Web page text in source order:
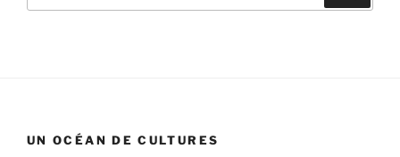
UN OCÉAN DE CULTURES